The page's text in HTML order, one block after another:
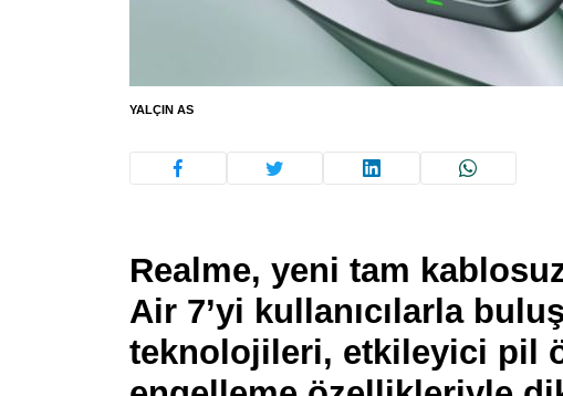
YALÇIN AS
Realme, yeni tam
Air 7’yi kullanıcılarla
teknolojileri, etkileyici pil